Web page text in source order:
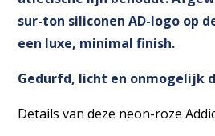
sur-ton siliconen AD-logo op
een luxe, minimal finish.
Gedurfd, licht en onmogelijk
Details van deze neon-roze